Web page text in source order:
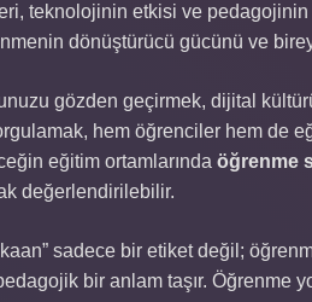
teknolojinin etkisi ve
dönüştürücü gücünü ve
gözden geçirmek, dijital
hem öğrenciler hem de
eğitim ortamlarında öğrenme
değerlendirilebilir.
sadece bir etiket değil;
bir anlam taşır. Öğrenme